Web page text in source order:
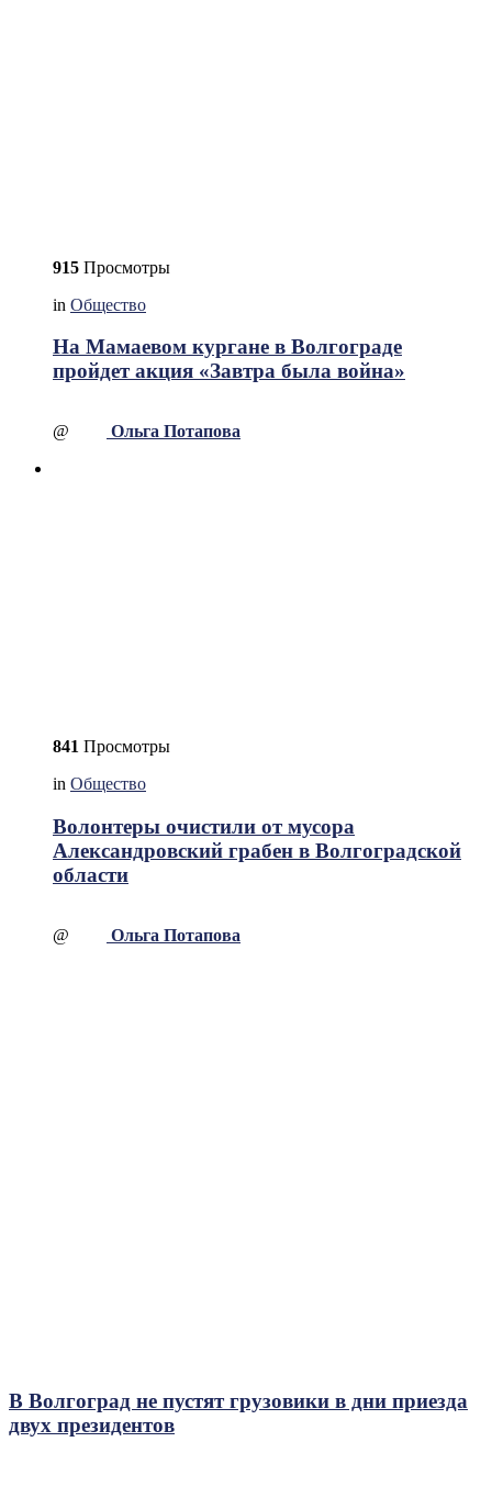
915 Просмотры
in Общество
На Мамаевом кургане в Волгограде
пройдет акция «Завтра была война»
@ Ольга Потапова
841 Просмотры
in Общество
Волонтеры очистили от мусора
Александровский грабен в Волгоградской
области
@ Ольга Потапова
В Волгоград не пустят грузовики в дни приезда
двух президентов